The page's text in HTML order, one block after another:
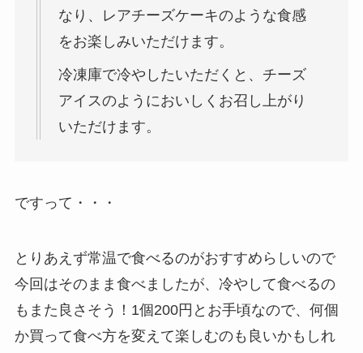
なり、レアチーズケーキのような食感
をお楽しみいただけます。
冷凍庫で冷やしたいただくと、チーズ
アイスのようにおいしくお召し上がり
いただけます。
ですって・・・
とりあえず常温で食べるのがおすすめらしいので
今回はそのまま食べましたが、冷やして食べるの
もまた良さそう！1個200円とお手頃なので、何個
か買って食べ方を変えて楽しむのも良いかもしれ